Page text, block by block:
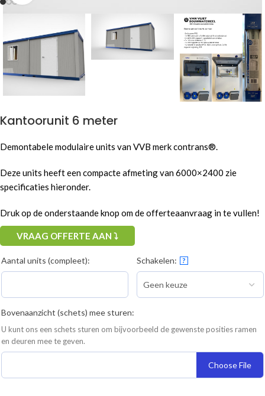
Kantoorunit 6 meter
Demontabele modulaire units van VVB merk contrans®.
Deze units heeft een compacte afmeting van 6000×2400 zie
specificaties hieronder.
Druk op de onderstaande knop om de offerteaanvraag in te vullen!
VRAAG OFFERTE AAN ⤵
Aantal units (compleet): Schakelen: ?
Bovenaanzicht (schets) mee sturen:
U kunt ons een schets sturen om bijvoorbeeld de gewenste posities ramen
en deuren mee te geven.
Choose File